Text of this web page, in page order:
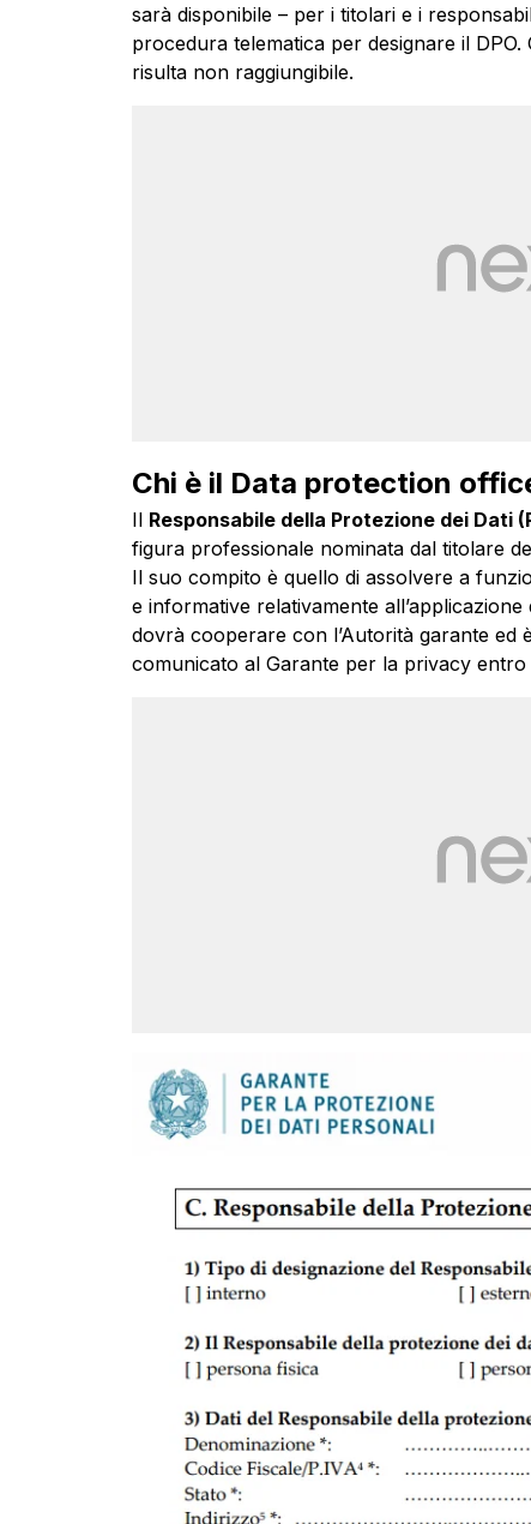
sarà disponibile – per i titolari e i
procedura telematica per designare il DPO.
risulta non raggiungibile.
Chi è il Data protection
Il Responsabile della Protezione dei
figura professionale nominata dal titolare
Il suo compito è quello di assolvere a
e informative relativamente
dovrà cooperare con l’Autorità garante ed
comunicato al Garante per la privacy entro